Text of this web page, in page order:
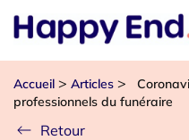
Accueil > Articles >
professionnels du funéraire
Retour